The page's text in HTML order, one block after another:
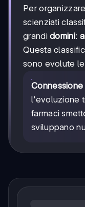
Per
scienziati
grandidomini:
Questa
sono evolute
l'evoluzione
farmaci
sviluppano